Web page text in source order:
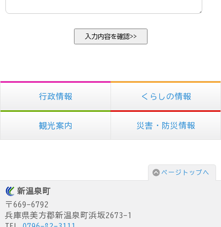
行政情報 くらしの情報
観光案内 災害・防災情報
ページトップへ
新温泉町
〒669-6792
兵庫県美方郡新温泉町浜坂2673-1